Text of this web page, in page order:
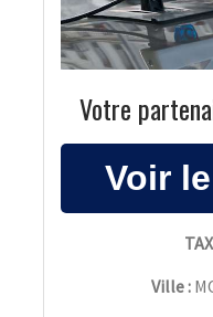
Votre
Ville :